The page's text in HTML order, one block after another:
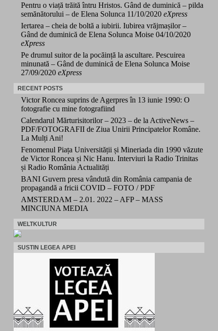
Pentru o viață trăită întru Hristos. Gând de duminică – pilda
semănătorului – de Elena Solunca 11/10/2020 eXpress
Iertarea – cheia de boltă a iubirii. Iubirea vrăjmașilor –
Gând de duminică de Elena Solunca Moise 04/10/2020
eXpress
Pe drumul suitor de la pocăință la ascultare. Pescuirea
minunată – Gând de duminică de Elena Solunca Moise
27/09/2020 eXpress
RECENT POSTS
Victor Roncea suprins de Agerpres în 13 iunie 1990: O
fotografie cu mine fotografiind
Calendarul Mărturisitorilor – 2023 – de la ActiveNews –
PDF/FOTOGRAFII de Ziua Unirii Principatelor Române.
La Mulți Ani!
Fenomenul Piața Universității și Mineriada din 1990 văzute
de Victor Roncea și Nic Hanu. Interviuri la Radio Trinitas
și Radio România Actualități
BANI Guvern presa vândută din România campania de
propagandă a fricii COVID – FOTO / PDF
AMSTERDAM – 2.01. 2022 – AFP – MASS
MINCIUNA MEDIA
WELTKULTUR
SUSTIN LEGEA APEI